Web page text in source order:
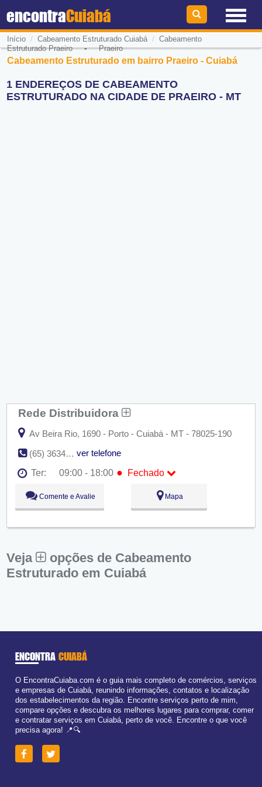
encontraCuiabá
Início / Cabeamento Estruturado Cuiabá/ Cabeamento
Estruturado Praeiro-Praeiro
Cabeamento Estruturado em bairro Praeiro - Cuiabá
1 ENDEREÇOS DE CABEAMENTO
ESTRUTURADO NA CIDADE DE PRAEIRO - MT
Rede Distribuidora
Av Beira Rio, 1690 - Porto - Cuiabá - MT - 78025-190
(65) 3634-6949
ver telefone
Ter:
09:00 - 18:00 ● Fechado
Seg:
Ter:
09:00 - 18:00
Fechado
Qua:
09:00 - 18:00
Sex:
09:00 - 18:00
Dom:
Fechado
Comente e Avalie Mapa
Veja
opções de Cabeamento
Estruturado em Cuiabá
ENCONTRA CUIABÁ
O EncontraCuiaba.com é o guia mais completo de comércios, serviços
e empresas de Cuiabá, reunindo informações, contatos e localização
dos estabelecimentos da região. Encontre serviços perto de mim,
compare opções e descubra os melhores lugares para comprar, comer
e contratar serviços em Cuiabá, perto de você. Encontre o que você
precisa agora! 📍🔍